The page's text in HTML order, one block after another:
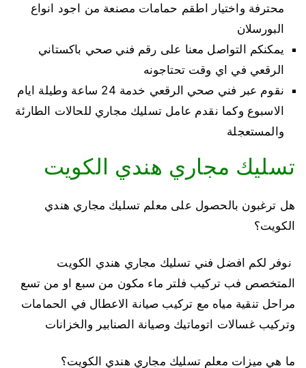
محترفة واختيار اطقم حمامات مصنعة من اجود انواع
البورسلان
يمكنكم التواصل معنا على رقم فني صحي باكستاني
الرقعي في اي وقت تحتاجونه
نقوم عبر فني صحي الرقعي خدمة 24 ساعة وطيلة ايام
الاسبوع وكما نقدم عامل تسليك مجاري للحالات الطارئة
والمستعجلة
تسليك مجاري هندي الكويت
هل ترغبون بالحصول على معلم تسليك مجاري هندي
الكويت؟
نوفر لكم افضل فني تسليك مجاري هندي الكويت
المتخصص فب تركيب فلتر ماء مكون من سبع او من تسع
مراحل تنقية مياه مع تركيب صيانة الاعطال في الحمامات
وتركيب غسالات اتوماتيك وصيانة الصنابير والخزانات
ما هي ميزات معلم تسليك مجاري هندي الكويت؟